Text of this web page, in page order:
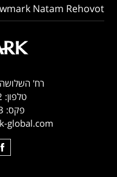
Natam Rehovot
רח' השלושה 2, כניסה B3, תל אביב
טלפון:
פקס:
global.com